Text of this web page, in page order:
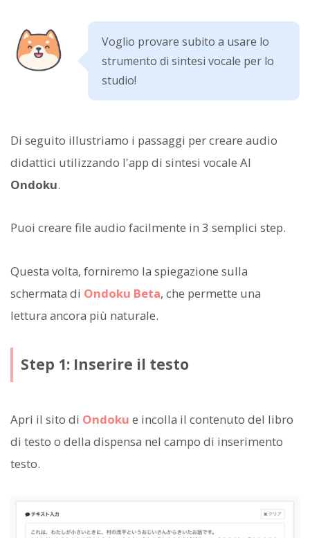
Voglio provare subito a usare lo
strumento di sintesi vocale per lo
studio!
Di seguito illustriamo i passaggi per creare audio
didattici utilizzando l'app di sintesi vocale AI
Ondoku.
Puoi creare file audio facilmente in 3 semplici step.
Questa volta, forniremo la spiegazione sulla
schermata di Ondoku Beta, che permette una
lettura ancora più naturale.
Step 1: Inserire il testo
Apri il sito di Ondoku e incolla il contenuto del libro
di testo o della dispensa nel campo di inserimento
testo.